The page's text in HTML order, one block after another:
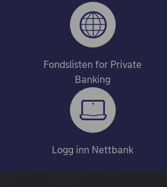
Fondslisten for Private
Banking
Logg inn Nettbank